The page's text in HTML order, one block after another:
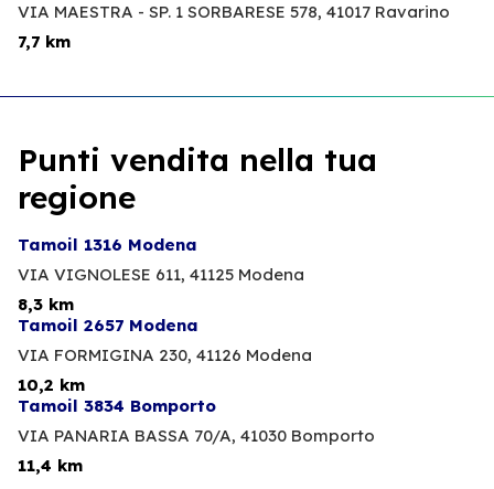
VIA MAESTRA - SP. 1 SORBARESE 578, 41017 Ravarino
7,7 km
Punti vendita nella tua
regione
Tamoil 1316 Modena
VIA VIGNOLESE 611, 41125 Modena
8,3 km
Tamoil 2657 Modena
VIA FORMIGINA 230, 41126 Modena
10,2 km
Tamoil 3834 Bomporto
VIA PANARIA BASSA 70/A, 41030 Bomporto
11,4 km